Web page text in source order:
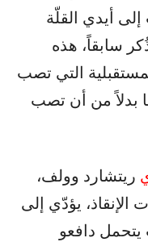
أيدي القلّة
سابقاً، هذه
التي تصب
بدلاً من أن تصب
ريتشارد وولف،
الإنقاذ، يؤدّي إلى
يتحمل دافعو